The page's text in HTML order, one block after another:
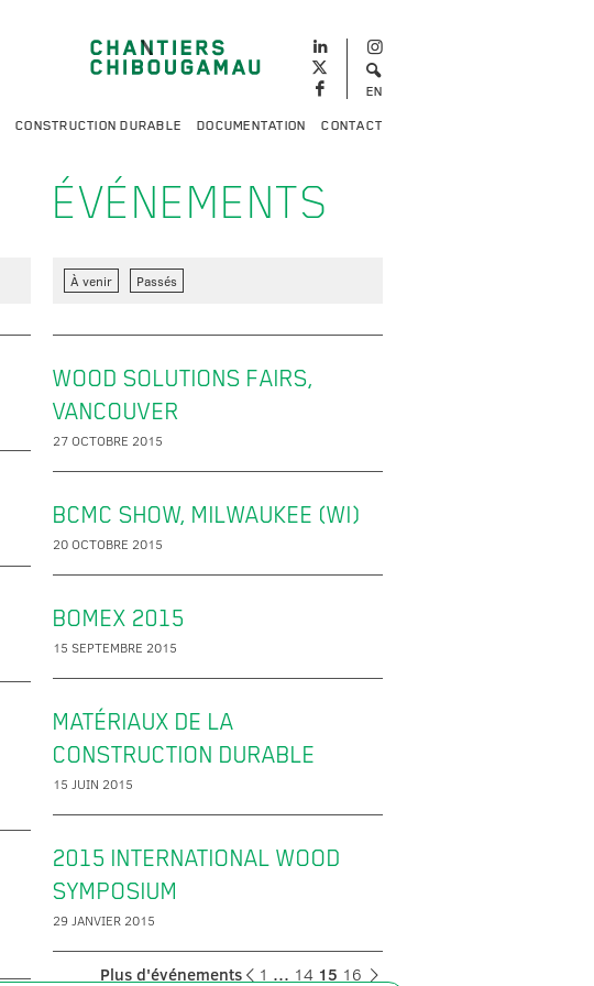
EN
CONSTRUCTION DURABLE DOCUMENTATION CONTACT
ÉVÉNEMENTS
À venir Passés
WOOD SOLUTIONS FAIRS,
VANCOUVER
27 OCTOBRE 2015
BCMC SHOW, MILWAUKEE (WI)
20 OCTOBRE 2015
BOMEX 2015
15 SEPTEMBRE 2015
MATÉRIAUX DE LA
CONSTRUCTION DURABLE
15 JUIN 2015
2015 INTERNATIONAL WOOD
SYMPOSIUM
29 JANVIER 2015
Plus d'événements 1 … 14 15 16